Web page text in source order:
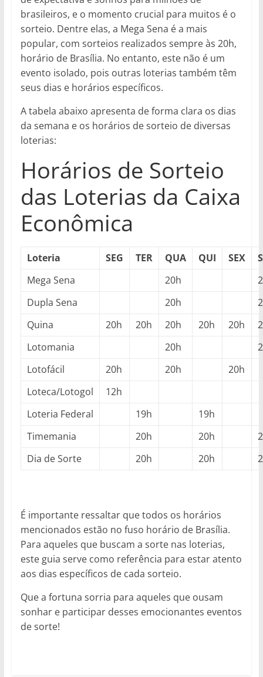
brasileiros, e o momento crucial para muitos é o
sorteio. Dentre elas, a Mega Sena é a mais
popular, com sorteios realizados sempre às 20h,
horário de Brasília. No entanto, este não é um
evento isolado, pois outras loterias também têm
seus dias e horários específicos.
A tabela abaixo apresenta de forma clara os dias
da semana e os horários de sorteio de diversas
loterias:
Horários de Sorteio
das Loterias da Caixa
Econômica
Loteria SEG TER QUA QUI SEX
Mega Sena
20h
Dupla Sena
20h
Quina
20h 20h 20h 20h 20h
Lotomania
20h
Lotofácil
20h 20h
20h
Loteca/Lotogol
12h
Loteria Federal
19h
19h
Timemania
20h 20h
Dia de Sorte
20h 20h
É importante ressaltar que todos os horários
mencionados estão no fuso horário de Brasília.
Para aqueles que buscam a sorte nas loterias,
este guia serve como referência para estar atento
aos dias específicos de cada sorteio.
Que a fortuna sorria para aqueles que ousam
sonhar e participar desses emocionantes eventos
de sorte!